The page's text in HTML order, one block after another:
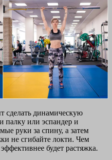
сделать динамическую
палку или эспандер и
руки за спину, а затем
не сгибайте локти. Чем
будет растяжка.